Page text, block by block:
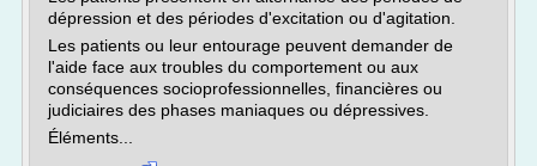
dépression et des périodes d'excitation ou d'agitation.
Les patients ou leur entourage peuvent demander de
l'aide face aux troubles du comportement ou aux
conséquences socioprofessionnelles, financières ou
judiciaires des phases maniaques ou dépressives.
Éléments...